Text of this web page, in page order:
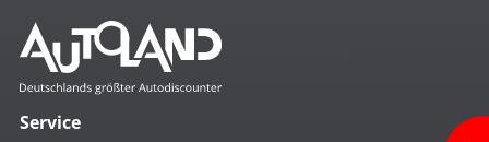
Service